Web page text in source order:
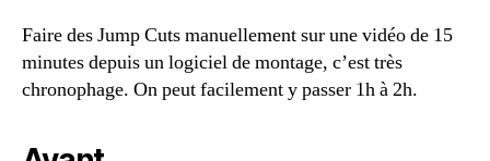
Faire des Jump Cuts manuellement sur une vidéo de 15
minutes depuis un logiciel de montage, c’est très
chronophage. On peut facilement y passer 1h à 2h.